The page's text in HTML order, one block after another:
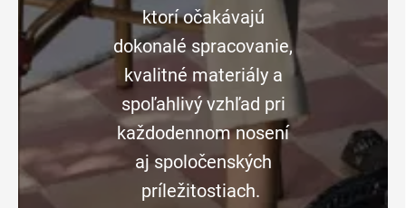
ktorí očakávajú
dokonalé spracovanie,
kvalitné materiály a
spoľahlivý vzhľad pri
každodennom nosení
aj spoločenských
príležitostiach.